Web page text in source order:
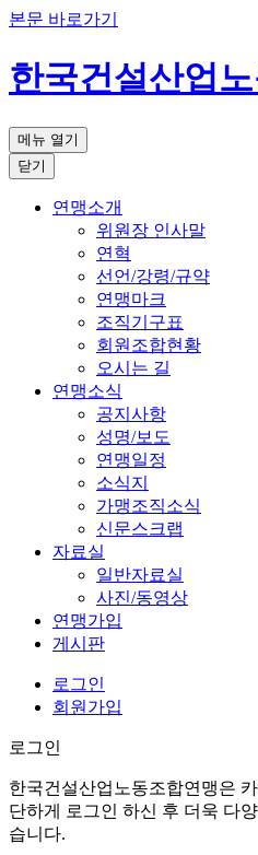
본문 바로가기
한국건설산업
메뉴 열기
닫기
연맹소개
위원장 인사말
연혁
선언/강령/규약
연맹마크
조직기구표
회원조합현황
오시는 길
연맹소식
공지사항
성명/보도
연맹일정
소식지
가맹조직소식
신문스크랩
자료실
일반자료실
사진/동영상
연맹가입
게시판
로그인
회원가입
로그인
한국건설산업노동조합연맹은
단하게 로그인 하신 후 더욱 다
습니다.